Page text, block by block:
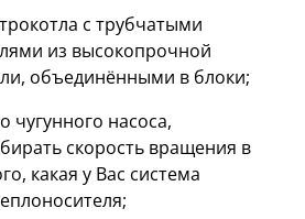
с трубчатыми
из высокопрочной
объединёнными в блоки;
чугунного насоса,
скорость вращения в
какая у Вас система